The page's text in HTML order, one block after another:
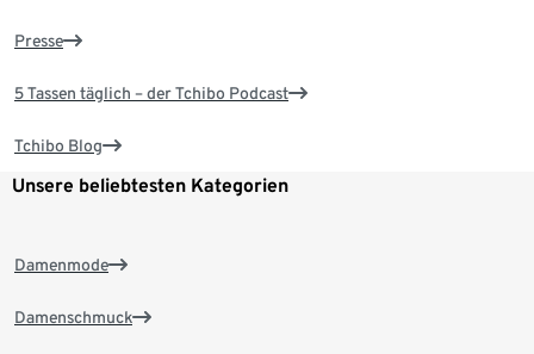
Presse
5 Tassen täglich – der Tchibo Podcast
Tchibo Blog
Unsere beliebtesten Kategorien
Damenmode
Damenschmuck